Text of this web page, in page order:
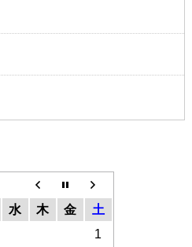
水 木 金
土
1